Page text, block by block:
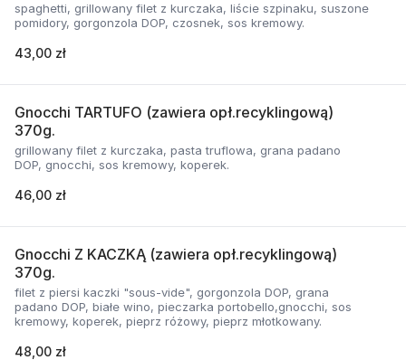
spaghetti, grillowany filet z kurczaka, liście szpinaku, suszone
pomidory, gorgonzola DOP, czosnek, sos kremowy.
43,00 zł
Gnocchi TARTUFO (zawiera opł.recyklingową)
370g.
grillowany filet z kurczaka, pasta truflowa, grana padano
DOP, gnocchi, sos kremowy, koperek.
46,00 zł
Gnocchi Z KACZKĄ (zawiera opł.recyklingową)
370g.
filet z piersi kaczki "sous-vide", gorgonzola DOP, grana
padano DOP, białe wino, pieczarka portobello,gnocchi, sos
kremowy, koperek, pieprz różowy, pieprz młotkowany.
48,00 zł